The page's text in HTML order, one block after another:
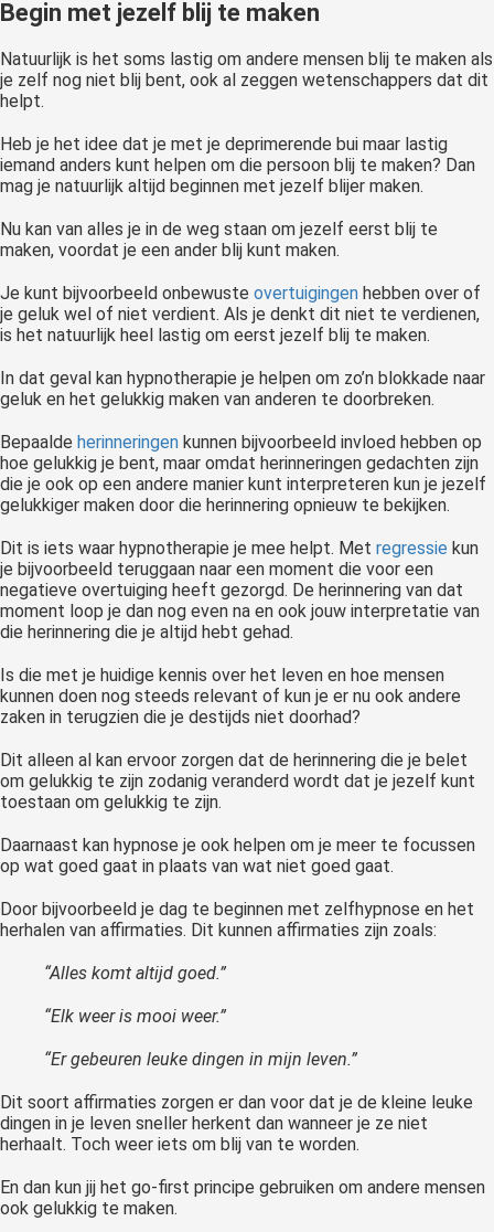
Begin met jezelf blij te maken
Natuurlijk is het soms lastig om andere mensen blij te maken als
je zelf nog niet blij bent, ook al zeggen wetenschappers dat dit
helpt.
Heb je het idee dat je met je deprimerende bui maar lastig
iemand anders kunt helpen om die persoon blij te maken? Dan
mag je natuurlijk altijd beginnen met jezelf blijer maken.
Nu kan van alles je in de weg staan om jezelf eerst blij te
maken, voordat je een ander blij kunt maken.
Je kunt bijvoorbeeld onbewuste overtuigingen hebben over of
je geluk wel of niet verdient. Als je denkt dit niet te verdienen,
is het natuurlijk heel lastig om eerst jezelf blij te maken.
In dat geval kan hypnotherapie je helpen om zo’n blokkade naar
geluk en het gelukkig maken van anderen te doorbreken.
Bepaalde herinneringen kunnen bijvoorbeeld invloed hebben op
hoe gelukkig je bent, maar omdat herinneringen gedachten zijn
die je ook op een andere manier kunt interpreteren kun je jezelf
gelukkiger maken door die herinnering opnieuw te bekijken.
Dit is iets waar hypnotherapie je mee helpt. Met regressie kun
je bijvoorbeeld teruggaan naar een moment die voor een
negatieve overtuiging heeft gezorgd. De herinnering van dat
moment loop je dan nog even na en ook jouw interpretatie van
die herinnering die je altijd hebt gehad.
Is die met je huidige kennis over het leven en hoe mensen
kunnen doen nog steeds relevant of kun je er nu ook andere
zaken in terugzien die je destijds niet doorhad?
Dit alleen al kan ervoor zorgen dat de herinnering die je belet
om gelukkig te zijn zodanig veranderd wordt dat je jezelf kunt
toestaan om gelukkig te zijn.
Daarnaast kan hypnose je ook helpen om je meer te focussen
op wat goed gaat in plaats van wat niet goed gaat.
Door bijvoorbeeld je dag te beginnen met zelfhypnose en het
herhalen van affirmaties. Dit kunnen affirmaties zijn zoals:
“Alles komt altijd goed.”
“Elk weer is mooi weer.”
“Er gebeuren leuke dingen in mijn leven.”
Dit soort affirmaties zorgen er dan voor dat je de kleine leuke
dingen in je leven sneller herkent dan wanneer je ze niet
herhaalt. Toch weer iets om blij van te worden.
En dan kun jij het go-first principe gebruiken om andere mensen
ook gelukkig te maken.